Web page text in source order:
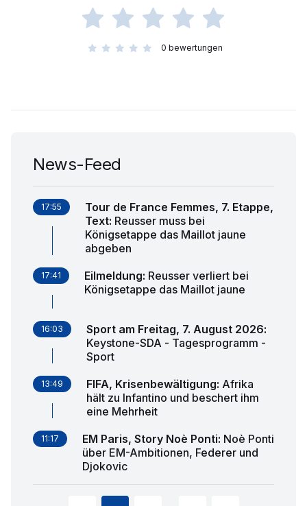
0 bewertungen
News-Feed
17:55
Tour de France Femmes, 7. Etappe,
Text: Reusser muss bei
Königsetappe das Maillot jaune
abgeben
17:41 Eilmeldung: Reusser verliert bei
Königsetappe das Maillot jaune
16:03 Sport am Freitag, 7. August 2026:
Keystone-SDA - Tagesprogramm -
Sport
13:49 FIFA, Krisenbewältigung: Afrika
hält zu Infantino und beschert ihm
eine Mehrheit
11:17 EM Paris, Story Noè Ponti: Noè Ponti
über EM-Ambitionen, Federer und
Djokovic